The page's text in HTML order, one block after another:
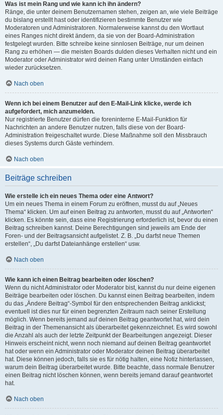
Was ist mein Rang und wie kann ich ihn ändern?
Ränge, die unter deinem Benutzernamen stehen, zeigen an, wie viele Beiträge
du bislang erstellt hast oder identifizieren bestimmte Benutzer wie
Moderatoren und Administratoren. Normalerweise kannst du den Wortlaut
eines Ranges nicht direkt ändern, da sie von der Board-Administration
festgelegt wurden. Bitte schreibe keine sinnlosen Beiträge, nur um deinen
Rang zu erhöhen — die meisten Boards dulden dieses Verhalten nicht und ein
Moderator oder Administrator wird deinen Rang unter Umständen einfach
wieder zurücksetzen.
Nach oben
Wenn ich bei einem Benutzer auf den E-Mail-Link klicke, werde ich
aufgefordert, mich anzumelden.
Nur registrierte Benutzer dürfen die foreninterne E-Mail-Funktion für
Nachrichten an andere Benutzer nutzen, falls diese von der Board-
Administration freigeschaltet wurde. Diese Maßnahme soll den Missbrauch
dieses Systems durch Gäste verhindern.
Nach oben
Beiträge schreiben
Wie erstelle ich ein neues Thema oder eine Antwort?
Um ein neues Thema in einem Forum zu eröffnen, musst du auf „Neues
Thema“ klicken. Um auf einen Beitrag zu antworten, musst du auf „Antworten“
klicken. Es könnte sein, dass eine Registrierung erforderlich ist, bevor du einen
Beitrag schreiben kannst. Deine Berechtigungen sind jeweils am Ende der
Foren- und der Beitragsansicht aufgelistet. Z. B. „Du darfst neue Themen
erstellen“, „Du darfst Dateianhänge erstellen“ usw.
Nach oben
Wie kann ich einen Beitrag bearbeiten oder löschen?
Wenn du nicht Administrator oder Moderator bist, kannst du nur deine eigenen
Beiträge bearbeiten oder löschen. Du kannst einen Beitrag bearbeiten, indem
du das „Ändere Beitrag“-Symbol für den entsprechenden Beitrag anklickst;
eventuell ist dies nur für einen begrenzten Zeitraum nach seiner Erstellung
möglich. Wenn bereits jemand auf deinen Beitrag geantwortet hat, wird dein
Beitrag in der Themenansicht als überarbeitet gekennzeichnet. Es wird sowohl
die Anzahl als auch der letzte Zeitpunkt der Bearbeitungen angezeigt. Dieser
Hinweis erscheint nicht, wenn noch niemand auf deinen Beitrag geantwortet
hat oder wenn ein Administrator oder Moderator deinen Beitrag überarbeitet
hat. Diese können jedoch, falls sie es für nötig halten, eine Notiz hinterlassen,
warum dein Beitrag überarbeitet wurde. Bitte beachte, dass normale Benutzer
einen Beitrag nicht löschen können, wenn bereits jemand darauf geantwortet
hat.
Nach oben